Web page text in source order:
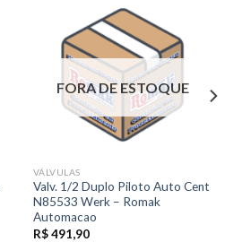
FORA DE ESTOQUE
VÁLVULAS
Valv. 1/2 Duplo Piloto Auto Cent
N85533 Werk – Romak
Automacao
R$491,90